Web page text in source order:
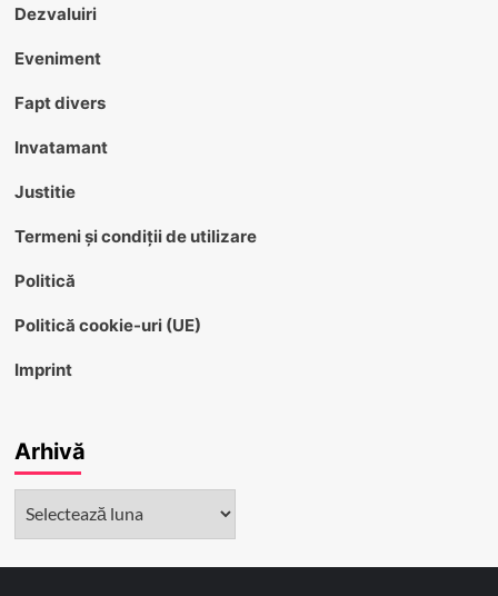
Dezvaluiri
Eveniment
Fapt divers
Invatamant
Justitie
Termeni și condiții de utilizare
Politică
Politică cookie-uri (UE)
Imprint
Arhivă